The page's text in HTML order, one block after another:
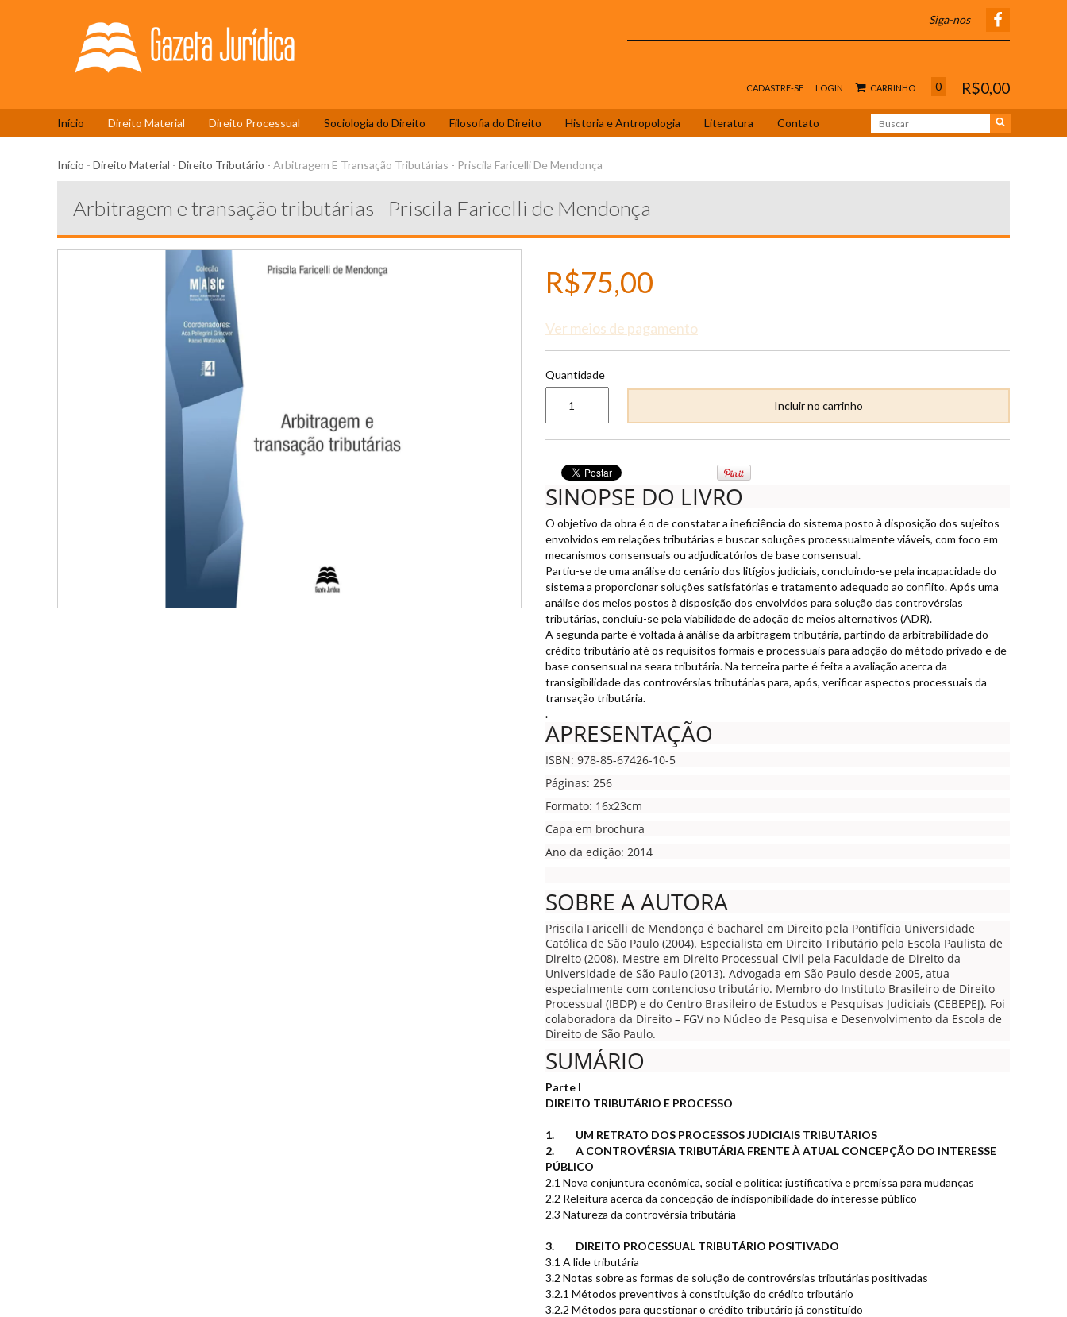
Siga-nos
CADASTRE-SE LOGIN CARRINHO 0 R$0,00
Início Direito Material Direito Processual Sociologia do Direito Filosofia do Direito Historia e Antropologia Literatura Contato
Início - Direito Material - Direito Tributário - Arbitragem E Transação Tributárias - Priscila Faricelli De Mendonça
Arbitragem e transação tributárias - Priscila Faricelli de Mendonça
R$75,00
Ver meios de pagamento
Quantidade
SINOPSE DO LIVRO
O objetivo da obra é o de constatar a ineficiência do sistema posto à disposição dos sujeitos
envolvidos em relações tributárias e buscar soluções processualmente viáveis, com foco em
mecanismos consensuais ou adjudicatórios de base consensual.
Partiu-se de uma análise do cenário dos litígios judiciais, concluindo-se pela incapacidade do
sistema a proporcionar soluções satisfatórias e tratamento adequado ao conflito. Após uma
análise dos meios postos à disposição dos envolvidos para solução das controvérsias
tributárias, concluiu-se pela viabilidade de adoção de meios alternativos (ADR).
A segunda parte é voltada à análise da arbitragem tributária, partindo da arbitrabilidade do
crédito tributário até os requisitos formais e processuais para adoção do método privado e de
base consensual na seara tributária. Na terceira parte é feita a avaliação acerca da
transigibilidade das controvérsias tributárias para, após, verificar aspectos processuais da
transação tributária.
.
APRESENTAÇÃO
ISBN: 978-85-67426-10-5
Páginas: 256
Formato: 16x23cm
Capa em brochura
Ano da edição: 2014
SOBRE A AUTORA
Priscila Faricelli de Mendonça é bacharel em Direito pela Pontifícia Universidade
Católica de São Paulo (2004). Especialista em Direito Tributário pela Escola Paulista de
Direito (2008). Mestre em Direito Processual Civil pela Faculdade de Direito da
Universidade de São Paulo (2013). Advogada em São Paulo desde 2005, atua
especialmente com contencioso tributário. Membro do Instituto Brasileiro de Direito
Processual (IBDP) e do Centro Brasileiro de Estudos e Pesquisas Judiciais (CEBEPEJ). Foi
colaboradora da Direito – FGV no Núcleo de Pesquisa e Desenvolvimento da Escola de
Direito de São Paulo.
SUMÁRIO
Parte I
DIREITO TRIBUTÁRIO E PROCESSO
1. UM RETRATO DOS PROCESSOS JUDICIAIS TRIBUTÁRIOS
2. A CONTROVÉRSIA TRIBUTÁRIA FRENTE À ATUAL CONCEPÇÃO DO INTERESSE
PÚBLICO
2.1 Nova conjuntura econômica, social e política: justificativa e premissa para mudanças
2.2 Releitura acerca da concepção de indisponibilidade do interesse público
2.3 Natureza da controvérsia tributária
3. DIREITO PROCESSUAL TRIBUTÁRIO POSITIVADO
3.1 A lide tributária
3.2 Notas sobre as formas de solução de controvérsias tributárias positivadas
3.2.1 Métodos preventivos à constituição do crédito tributário
3.2.2 Métodos para questionar o crédito tributário já constituído